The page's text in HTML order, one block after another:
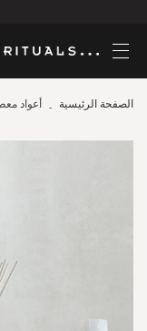
الصفحة الرئيسية أعواد
Skip